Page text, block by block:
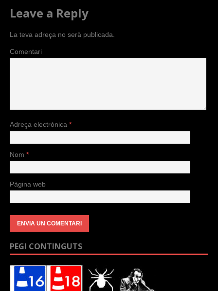
Leave a Reply
La teva adreça no serà publicada.
Comentari
Adreça electrònica *
Nom *
Pàgina web
PEGI CONTINGUTS